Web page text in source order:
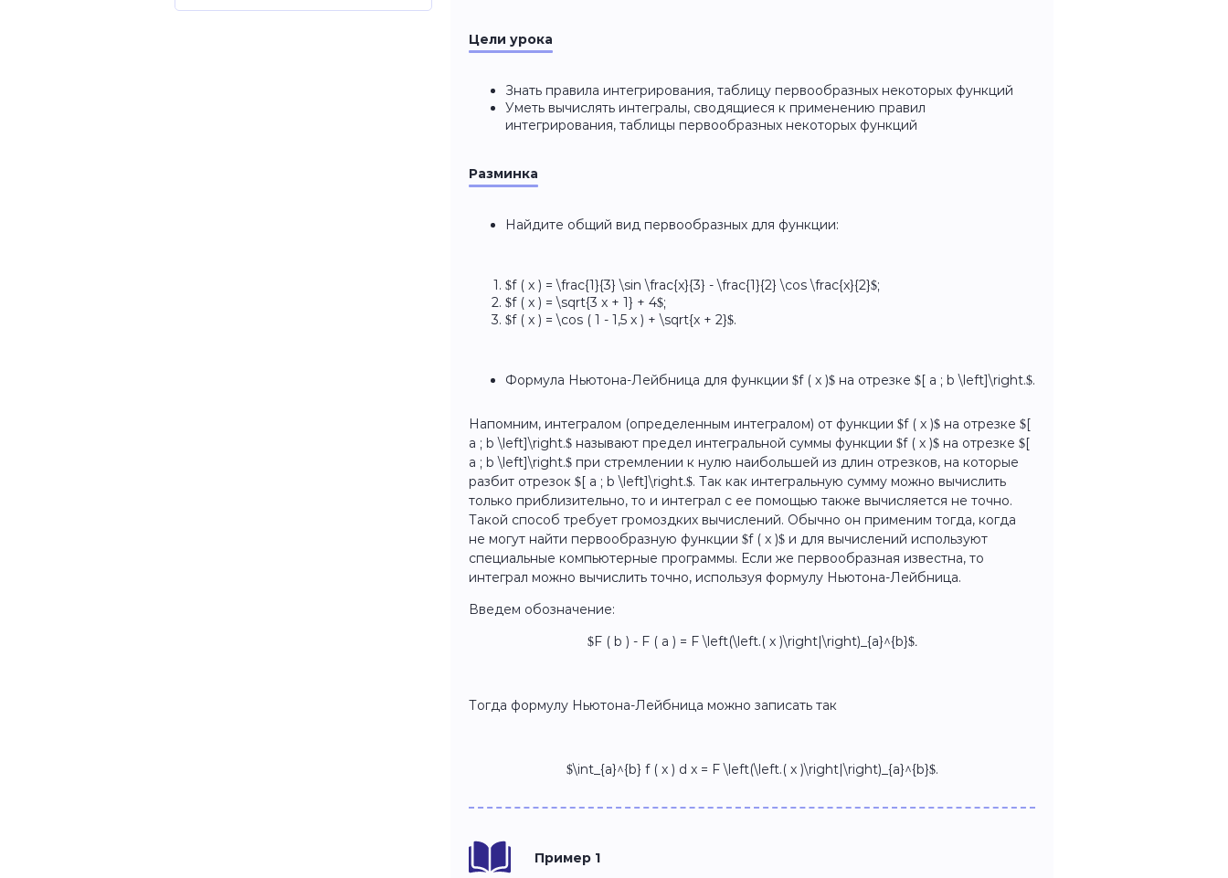
Цели урока
Знать правила интегрирования, таблицу первообразных некоторых функций
Уметь вычислять интегралы, сводящиеся к применению правил
интегрирования, таблицы первообразных некоторых функций
Разминка
Найдите общий вид первообразных для функции:
$f ( x ) = \frac{1}{3} \sin \frac{x}{3} - \frac{1}{2} \cos \frac{x}{2}$;
$f ( x ) = \sqrt{3 x + 1} + 4$;
$f ( x ) = \cos ( 1 - 1,5 x ) + \sqrt{x + 2}$.
Формула Ньютона-Лейбница для функции $f ( x )$ на отрезке $[ a ; b \left]\right.$.
Напомним, интегралом (определенным интегралом) от функции $f ( x )$ на отрезке $[
a ; b \left]\right.$ называют предел интегральной суммы функции $f ( x )$ на отрезке $[
a ; b \left]\right.$ при стремлении к нулю наибольшей из длин отрезков, на которые
разбит отрезок $[ a ; b \left]\right.$. Так как интегральную сумму можно вычислить
только приблизительно, то и интеграл с ее помощью также вычисляется не точно.
Такой способ требует громоздких вычислений. Обычно он применим тогда, когда
не могут найти первообразную функции $f ( x )$ и для вычислений используют
специальные компьютерные программы. Если же первообразная известна, то
интеграл можно вычислить точно, используя формулу Ньютона-Лейбница.
Введем обозначение:
$F ( b ) - F ( a ) = F \left(\left.( x )\right|\right)_{a}^{b}$.
Тогда формулу Ньютона-Лейбница можно записать так
$\int_{a}^{b} f ( x ) d x = F \left(\left.( x )\right|\right)_{a}^{b}$.
Пример 1